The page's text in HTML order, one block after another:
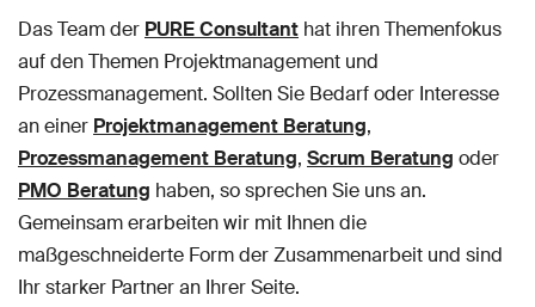
Das Team der PURE Consultant hat ihren Themenfokus
auf den Themen Projektmanagement und
Prozessmanagement. Sollten Sie Bedarf oder Interesse
an einer Projektmanagement Beratung,
Prozessmanagement Beratung, Scrum Beratung oder
PMO Beratung haben, so sprechen Sie uns an.
Gemeinsam erarbeiten wir mit Ihnen die
maßgeschneiderte Form der Zusammenarbeit und sind
Ihr starker Partner an Ihrer Seite.